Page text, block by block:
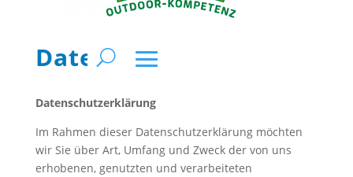
Datenschutz
Datenschutzerklärung
Im Rahmen dieser Datenschutzerklärung möchten
wir Sie über Art, Umfang und Zweck der von uns
erhobenen, genutzten und verarbeiteten